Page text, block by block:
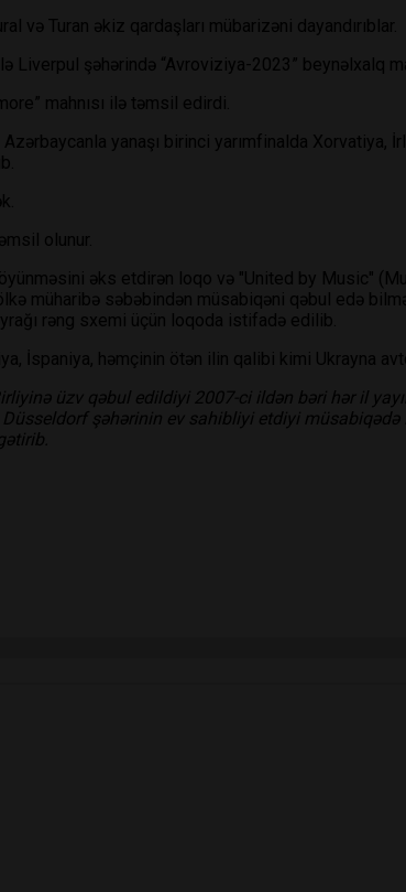
və Turan əkiz qardaşları mübarizəni dayandırıblar.
Liverpul şəhərində “Avroviziya-2023” beynəlxalq
mahnısı ilə təmsil edirdi.
yanaşı birinci yarımfinalda Xorvatiya,
olunur.
əks etdirən loqo və "United by Music"
müharibə səbəbindən müsabiqəni qəbul edə
rəng sxemi üçün loqoda istifadə edilib.
İspaniya, həmçinin ötən ilin qalibi kimi Ukrayna
üzv qəbul edildiyi 2007-ci ildən bəri hər il
şəhərinin ev sahibliyi etdiyi müsabiqədə